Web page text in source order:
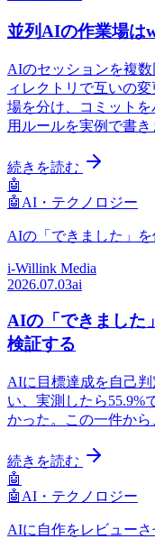
並列AIの作業場は
AIのセッションを複
ィレクトリで互いの
場を分け、コミット
用ルールを実例で書き
続きを読む
🤖
🤖 AI・テクノロジー
AIの「できました」
i-Willink Media
2026.07.03ai
AIの「できました
検証する
AIに目標達成を自己
い、実測したら55.9%
かった。この一件から
続きを読む
🤖
🤖 AI・テクノロジー
AIに自作をレビュー